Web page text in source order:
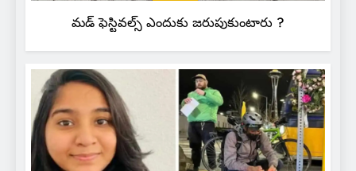
మడ్ ఫెస్టివల్స్ ఎందుకు జరుపుకుంటారు ?